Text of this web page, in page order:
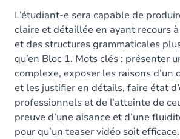
L’étudiant-e sera capable de
claire et détaillée en ayant recours
et des structures grammaticales
qu’en Bloc 1. Mots clés : présenter
complexe, exposer les raisons d’un
et les justifier en détails, faire état
professionnels et de l’atteinte de
preuve d’une aisance et d’une
pour qu’un teaser vidéo soit efficace.